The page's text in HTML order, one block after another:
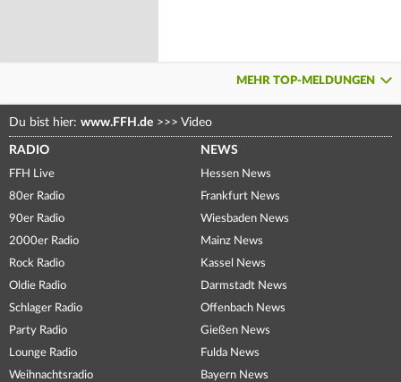
MEHR TOP-MELDUNGEN
Du bist hier: www.FFH.de >>> Video
RADIO
FFH Live
80er Radio
90er Radio
2000er Radio
Rock Radio
Oldie Radio
Schlager Radio
Party Radio
Lounge Radio
Weihnachtsradio
NEWS
Hessen News
Frankfurt News
Wiesbaden News
Mainz News
Kassel News
Darmstadt News
Offenbach News
Gießen News
Fulda News
Bayern News